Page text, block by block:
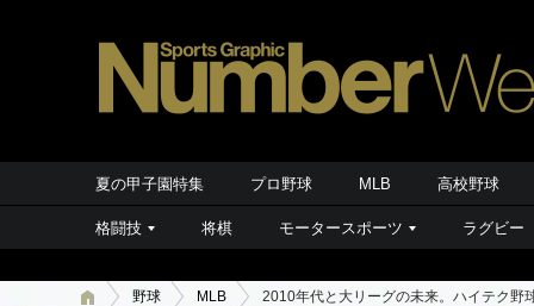
夏の甲子園特集 プロ野球 MLB 高校野球
格闘技 将棋 モータースポーツ ラグビー
野球 MLB 2010年代と大リーグの未来。ハイテク野